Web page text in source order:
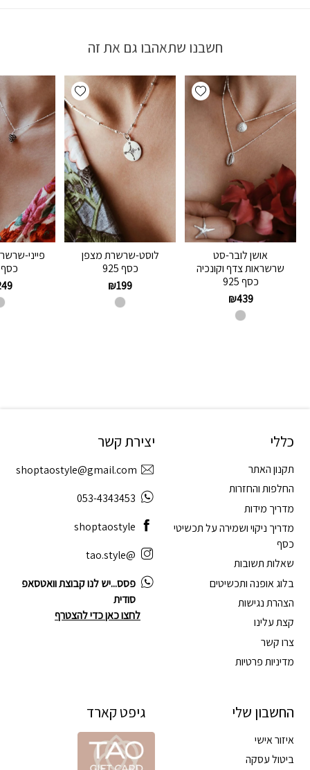
חשבנו שתאהבו גם את זה
Add wishlist
אושן לובר-סט
שרשראות צדף וקונכיה
כסף 925
₪439
Add wishlist
לוסט-שרשרת מצפן
כסף 925
₪199
פייני-
כסף
כללי
תקנון האתר
החלפות והחזרות
מדריך מידות
מדריך ניקוי ושמירה על תכשיטי
כסף
שאלות תשובות
בלוג אופנה ותכשיטים
הצהרת נגישות
קצת עלינו
צרו קשר
מדיניות פרטיות
החשבון שלי
איזור אישי
ביטול עסקה
יצירת קשר
shoptaostyle@gmail.com
053-4343453
shoptaostyle
@tao.style
פסס...יש לנו קבוצת וואטסאפ
סודית
לחצו כאן כדי להצטרף
גיפט קארד